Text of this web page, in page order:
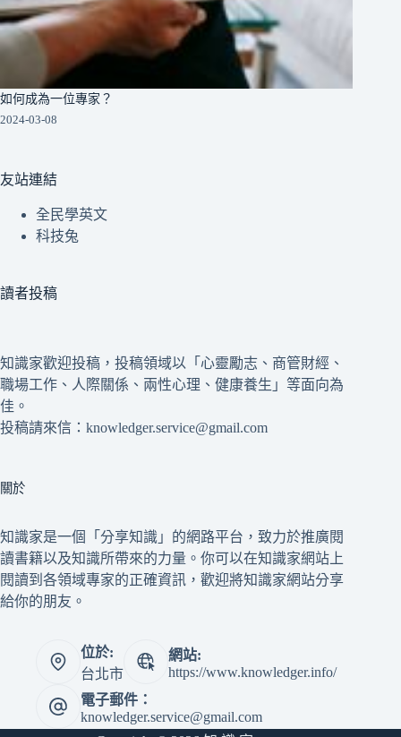
如何成為一位專家？
2024-03-08
友站連結
全民學英文
科技兔
讀者投稿
知識家歡迎投稿，投稿領域以「心靈勵志、商管財經、
職場工作、人際關係、兩性心理、健康養生」等面向為
佳。
投稿請來信：knowledger.service@gmail.com
關於
知識家是一個「分享知識」的網路平台，致力於推廣閱
讀書籍以及知識所帶來的力量。你可以在知識家網站上
閱讀到各領域專家的正確資訊，歡迎將知識家網站分享
給你的朋友。
位於:
台北市
網站:
https://www.knowledger.info/
電子郵件：
knowledger.service@gmail.com